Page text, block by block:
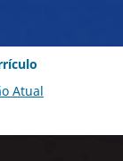
Atual